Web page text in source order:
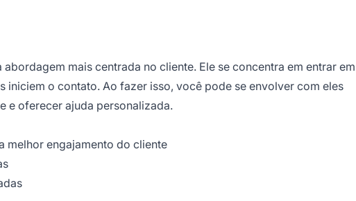
mais centrada no cliente. Ele se concentra em entrar em
iniciem o contato. Ao fazer isso, você pode se envolver com eles
e oferecer ajuda personalizada.
melhor engajamento do cliente